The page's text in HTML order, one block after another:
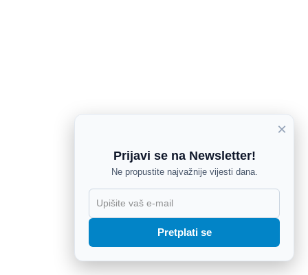
×
Prijavi se na Newsletter!
Ne propustite najvažnije vijesti dana.
Pretplati se